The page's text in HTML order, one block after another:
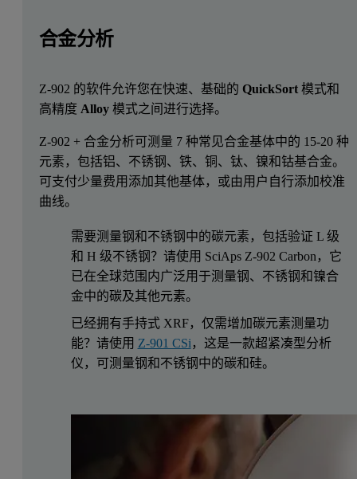
合金分析
Z-902 的软件允许您在快速、基础的 QuickSort模式和
高精度 Alloy模式之间进行选择。
Z-902 + 合金分析可测量 7 种常见合金基体中的 15-20 种
元素，包括铝、不锈钢、铁、铜、钛、镍和钴基合金。
可支付少量费用添加其他基体，或由用户自行添加校准
曲线。
‍需要测量钢和不锈钢中的碳元素，包括验证 L 级
和 H 级不锈钢？请使用 SciAps Z-902 Carbon，它
已在全球范围内广泛用于测量钢、不锈钢和镍合
金中的碳及其他元素。
‍已经拥有手持式 XRF，仅需增加碳元素测量功
能？请使用 Z-901 CSi ，这是一款超紧凑型分析
仪，可测量钢和不锈钢中的碳和硅。